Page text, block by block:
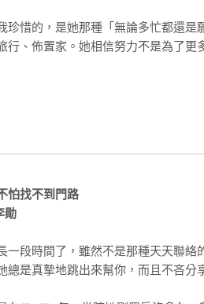
的旅行，是我給自己充電的方式
，理財、生活、旅行缺一不可的人生
愛人
保護自己也守護關係
，而是拿來成全真正的自己
」，是長出自我選擇的肌肉
珍惜的，是她那種「無論多忙都還是
行、佈置家。她相信努力不是為了
，其實是她面對生活時的深層智慧。
的理解又更深一層：努力工作，不是
理財思維、她的行動力、她在每個
生，而是在打造屬於自己的節奏。
個像拉拉這樣的朋友——她讓妳看到
擁抱當下。
怕找不到門路
勛
一段時間了，雖然不是那種天天聯絡
總是真摯地跳出來幫你，而且不吝分